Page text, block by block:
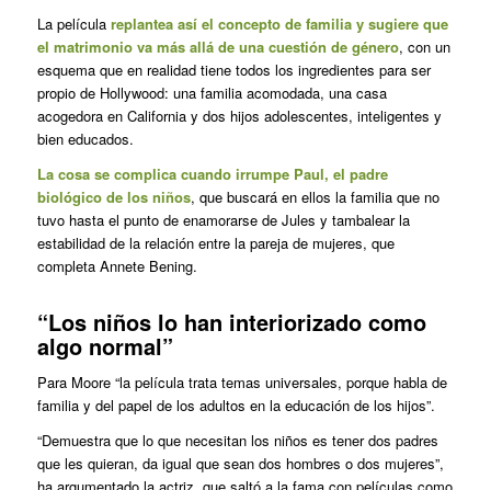
La película replantea así el concepto de familia y sugiere que
el matrimonio va más allá de una cuestión de género, con un
esquema que en realidad tiene todos los ingredientes para ser
propio de Hollywood: una familia acomodada, una casa
acogedora en California y dos hijos adolescentes, inteligentes y
bien educados.
La cosa se complica cuando irrumpe Paul, el padre
biológico de los niños, que buscará en ellos la familia que no
tuvo hasta el punto de enamorarse de Jules y tambalear la
estabilidad de la relación entre la pareja de mujeres, que
completa Annete Bening.
“Los niños lo han interiorizado como
algo normal”
Para Moore “la película trata temas universales, porque habla de
familia y del papel de los adultos en la educación de los hijos”.
“Demuestra que lo que necesitan los niños es tener dos padres
que les quieran, da igual que sean dos hombres o dos mujeres”,